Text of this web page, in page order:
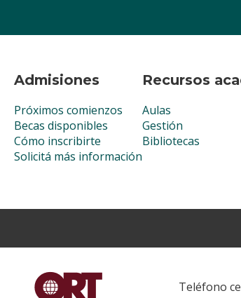
Admisiones
Próximos comienzos
Becas disponibles
Cómo inscribirte
Solicitá más información
Recursos
Aulas
Gestión
Bibliotecas
Teléfono